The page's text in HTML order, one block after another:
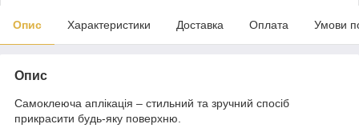
Опис Характеристики Доставка Оплата Умови
Опис
Самоклеюча аплікація – стильний та зручний спосіб
прикрасити будь-яку поверхню.